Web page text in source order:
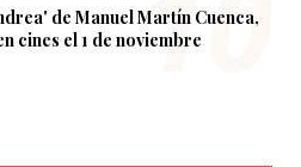
de Manuel Martín Cuenca,
cines el 1 de noviembre